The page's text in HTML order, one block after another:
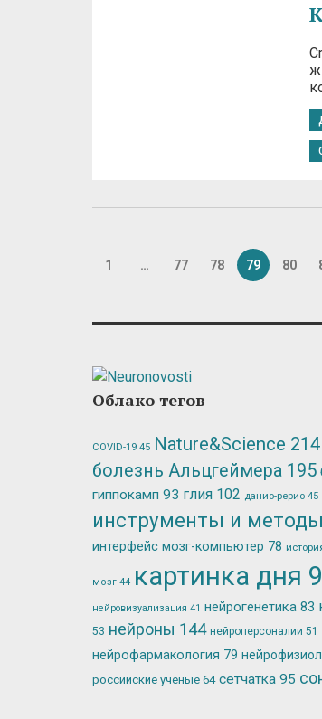
1 … 77 78 79 80
Облако тегов
COVID-19 45 Nature&Science 214
болезнь Альцгеймера 195
гиппокамп 93 глия 102 данио-рерио 45
инструменты и методы
интерфейс мозг-компьютер 78
мозг 44 картинка дня
нейровизуализация 41 нейрогенетика 83
53 нейроны 144 нейроперсоналии 51
нейрофармакология 79
российские учёные 64 сетчатка 95